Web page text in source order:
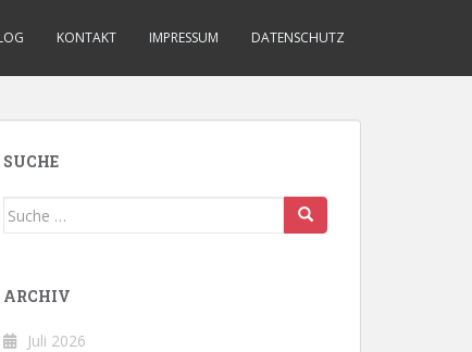
KONTAKT IMPRESSUM DATENSCHUTZ
SUCHE
Suche
ARCHIV
Juli 2026